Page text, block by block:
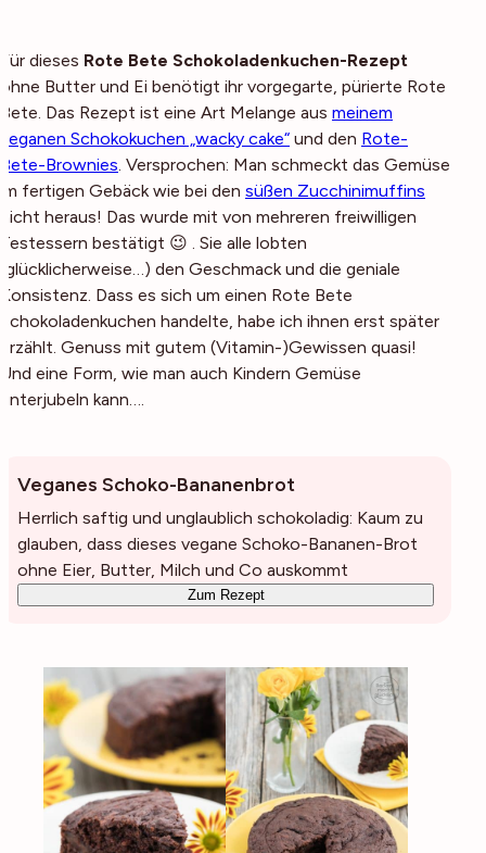
Für dieses Rote Bete Schokoladenkuchen-Rezept
ohne Butter und Ei benötigt ihr vorgegarte, pürierte Rote
Bete. Das Rezept ist eine Art Melange aus meinem
veganen Schokokuchen „wacky cake“ und den Rote-
Bete-Brownies. Versprochen: Man schmeckt das Gemüse
im fertigen Gebäck wie bei den süßen Zucchinimuffins
nicht heraus! Das wurde mit von mehreren freiwilligen
Testessern bestätigt 😉 . Sie alle lobten
(glücklicherweise…) den Geschmack und die geniale
Konsistenz. Dass es sich um einen Rote Bete
Schokoladenkuchen handelte, habe ich ihnen erst später
erzählt. Genuss mit gutem (Vitamin-)Gewissen quasi!
Und eine Form, wie man auch Kindern Gemüse
unterjubeln kann….
Veganes Schoko-Bananenbrot
Herrlich saftig und unglaublich schokoladig: Kaum zu
glauben, dass dieses vegane Schoko-Bananen-Brot
ohne Eier, Butter, Milch und Co auskommt
Zum Rezept